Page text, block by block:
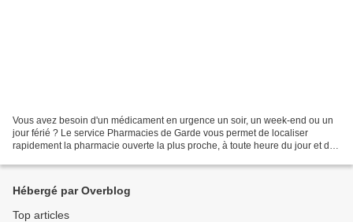
Vous avez besoin d'un médicament en urgence un soir, un week-end ou un
jour férié ? Le service Pharmacies de Garde vous permet de localiser
rapidement la pharmacie ouverte la plus proche, à toute heure du jour et de
Hébergé par Overblog
Top articles